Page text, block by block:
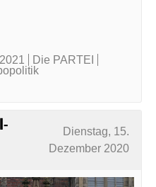
Die PARTEI
Dienstag, 15.
Dezember 2020